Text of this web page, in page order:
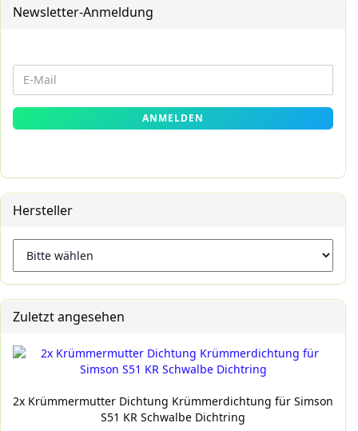
Newsletter-Anmeldung
ZUR
E-
Mail
ANMELDEN
Hersteller
Zuletzt angesehen
2x Krümmermutter Dichtung Krümmerdichtung für Simson
S51 KR Schwalbe Dichtring